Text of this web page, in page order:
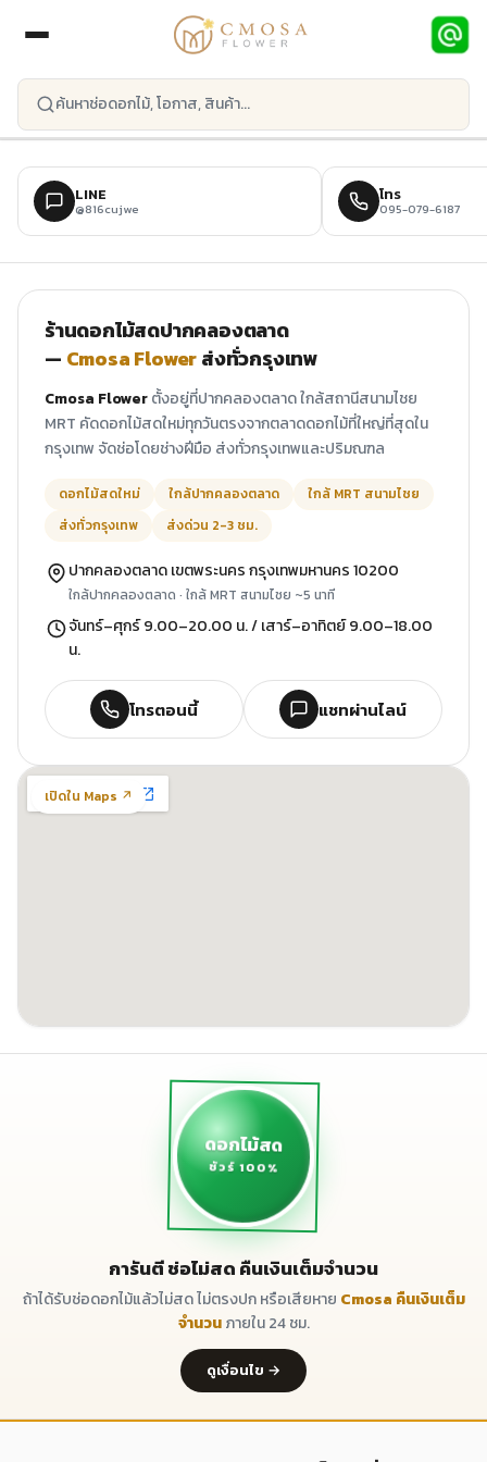
LINE
@816cujwe
โทร
095-079-6187
ร้านดอกไม้สดปากคลองตลาด
— Cmosa Flowerส่งทั่วกรุงเทพ
Cmosa Flowerตั้งอยู่ที่ปากคลองตลาด ใกล้สถานีสนามไชย
MRT คัดดอกไม้สดใหม่ทุกวันตรงจากตลาดดอกไม้ที่ใหญ่ที่สุดใน
กรุงเทพ จัดช่อโดยช่างฝีมือ ส่งทั่วกรุงเทพและปริมณฑล
ดอกไม้สดใหม่ ใกล้ปากคลองตลาด
ใกล้ MRT สนามไชย
ส่งทั่วกรุงเทพ
ส่งด่วน 2-3 ชม.
ปากคลองตลาด เขตพระนคร กรุงเทพมหานคร 10200
ใกล้ปากคลองตลาด · ใกล้ MRT สนามไชย ~5 นาที
จันทร์–ศุกร์ 9.00–20.00 น. / เสาร์–อาทิตย์ 9.00–18.00
น.
โทรตอนนี้ แชทผ่านไลน์
เปิดใน Maps ↗
ดอกไม้สด
ชัวร์ 100%
การันตี ช่อไม่สด คืนเงินเต็มจำนวน
ถ้าได้รับช่อดอกไม้แล้วไม่สด ไม่ตรงปก หรือเสียหาย Cmosa คืนเงินเต็ม
จำนวนภายใน 24 ชม.
ดูเงื่อนไข →